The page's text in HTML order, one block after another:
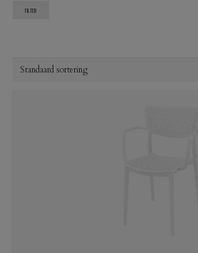
FILTER